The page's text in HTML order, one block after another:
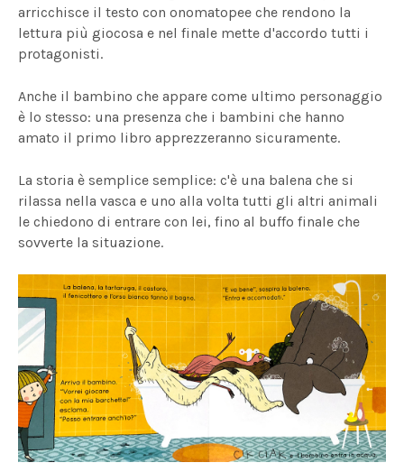
arricchisce il testo con onomatopee che rendono la
lettura più giocosa e nel finale mette d'accordo tutti i
protagonisti.
Anche il bambino che appare come ultimo personaggio
è lo stesso: una presenza che i bambini che hanno
amato il primo libro apprezzeranno sicuramente.
La storia è semplice semplice: c'è una balena che si
rilassa nella vasca e uno alla volta tutti gli altri animali
le chiedono di entrare con lei, fino al buffo finale che
sovverte la situazione.